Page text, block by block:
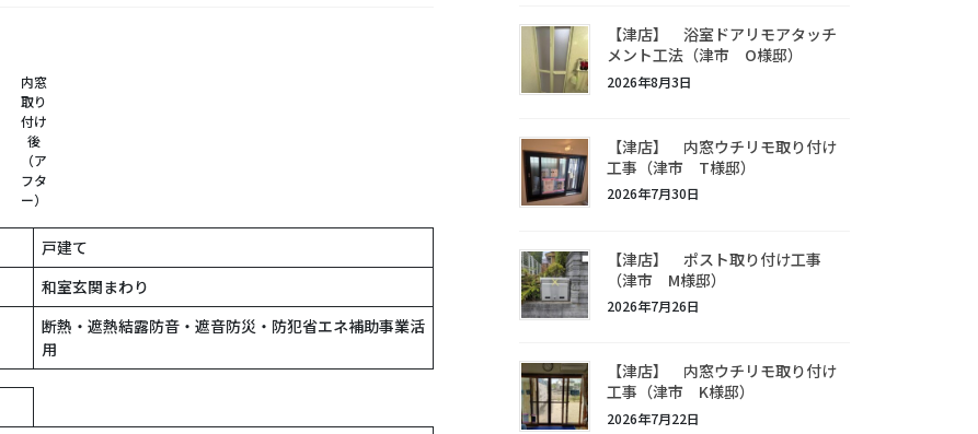
内窓
取り
付け
後
（ア
フタ
ー）
戸建て
和室玄関まわり
断熱・遮熱結露防音・遮音防災・防犯省エネ補助事業活
用
【津店】 浴室ドアリモアタッチ
メント工法（津市 O様邸）
2026年8月3日
【津店】 内窓ウチリモ取り付け
工事（津市 T様邸）
2026年7月30日
【津店】 ポスト取り付け工事
（津市 M様邸）
2026年7月26日
【津店】 内窓ウチリモ取り付け
工事（津市 K様邸）
2026年7月22日